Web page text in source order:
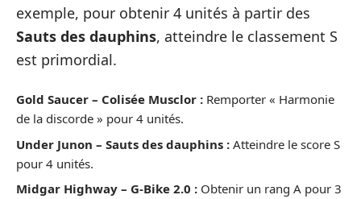
exemple, pour obtenir 4 unités à partir des
Sauts des dauphins, atteindre le classement S
est primordial.
Gold Saucer – Colisée Musclor : Remporter « Harmonie
de la discorde » pour 4 unités.
Under Junon – Sauts des dauphins : Atteindre le score S
pour 4 unités.
Midgar Highway – G-Bike 2.0 : Obtenir un rang A pour 3